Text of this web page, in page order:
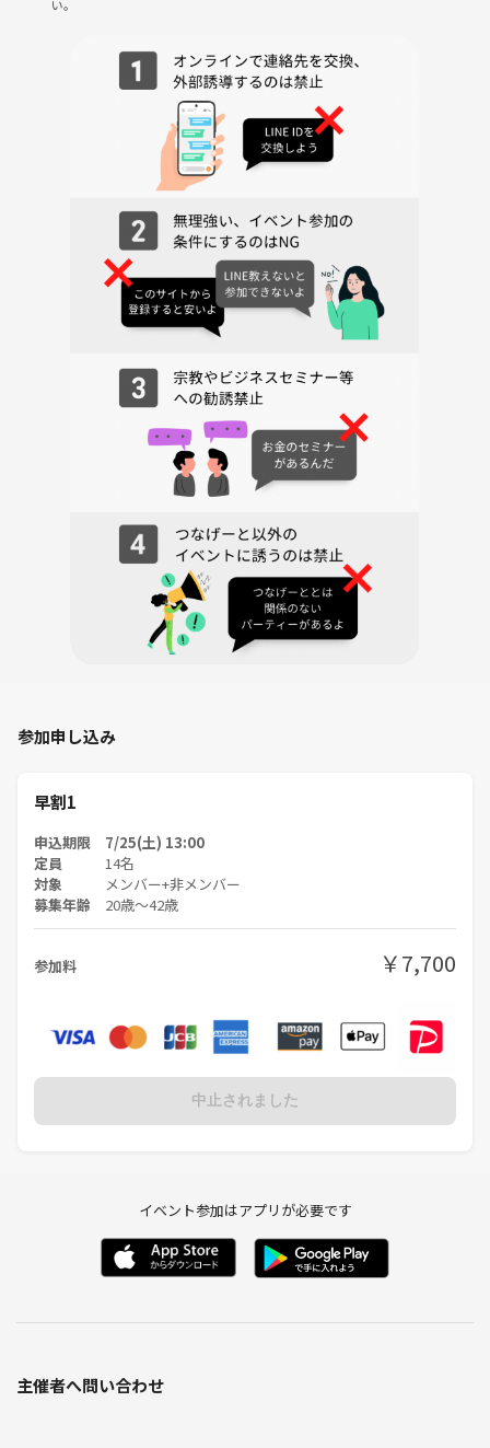
保津川ラフティング🚣‍♀️🌊
JR大阪駅 到着予定✨
━━━━━━━━━━━━━━━
✨参加費に含まれるもの
・ラフティング体験料
・トロッコ列車片道代
【7月25日（土）まで】にお申し込みお願いします😊
━━━━━━━━━━━━━━━
👕持ち物・服装
・水着
・その上に着る半袖＆半パン
（ラフティング時の服装になります✨）
・タオル
🌸荷物になるため、
着替えは最小限がおすすめです😊
🌸ドライヤーはありますが、数に限りがあります！
絶対必要な方は、ご自身でもご持参お願いします😊
ていくと良いかと思います☀️｡°
🌈こんな人におすすめ！
・夏らしいことしたい☀️
・みんなで楽しく過ごしたい✨
い。
参加申し込み
早割1
申込期限 7/25(土) 13:00
定員 14名
対象 メンバー+非メンバー
募集年齢 20歳〜42歳
参加料 ￥7,700
中止されました
イベント参加はアプリが必要です
主催者へ問い合わせ